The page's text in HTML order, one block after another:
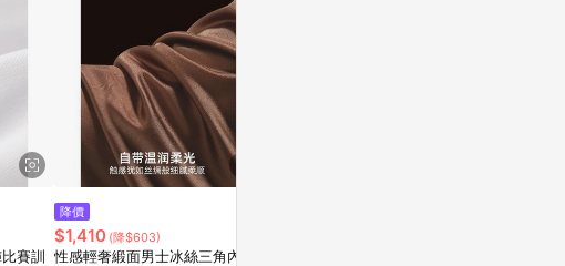
)以上進行申訴，恕無法
商品與使用條件請依點數
賽訓
降價
$1,410 (降$603)
性感輕奢緞面男士冰絲三角內褲